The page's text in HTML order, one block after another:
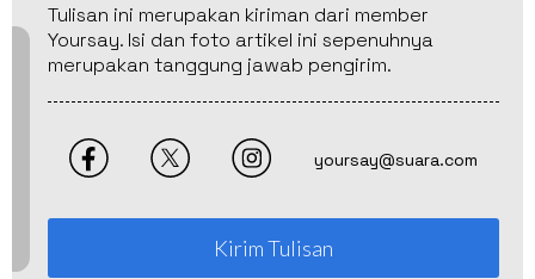
Tulisan ini merupakan kiriman dari member
Yoursay. Isi dan foto artikel ini sepenuhnya
merupakan tanggung jawab pengirim.
yoursay@suara.com
Kirim Tulisan